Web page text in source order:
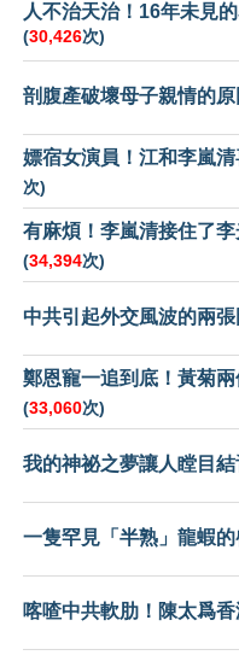
人不治天治！16年未見
(30,426次)
剖腹產破壞母子親情的原
嫖宿女演員！江和李嵐清
次)
有麻煩！李嵐清接住了
(34,394次)
中共引起外交風波的兩
鄭恩寵一追到底！黃菊
(33,060次)
我的神祕之夢讓人瞠目結
一隻罕見「半熟」龍蝦
喀喳中共軟肋！陳太爲